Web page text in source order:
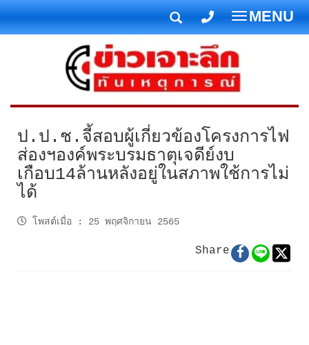
T
o
g
g
l
e
a
v
i
i
MENU
ป.ป.ช.จี้สอบผู้เกี่ยวข้องโครงการไฟ
ส่องฯองค์พระบรมธาตุเจดีย์งบ
เกือบ14ล้านหลังอยู่ในสภาพใช้การไม่
ได้
โพสต์เมื่อ : 25 พฤศจิกายน 2565
Share